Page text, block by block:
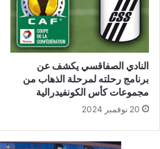
النادي الصفاقسي يكشف عن
برنامج رحلته لمرحلة الذهاب من
مجموعات كأس الكونفيدرالية
20 نوفمبر 2024